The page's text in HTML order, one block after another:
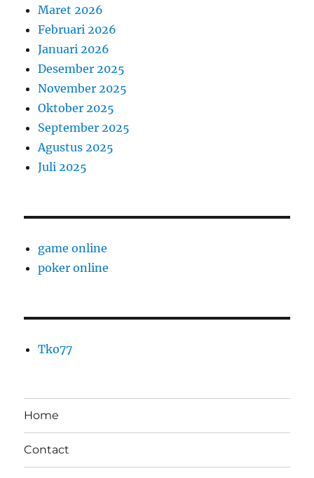
Maret 2026
Februari 2026
Januari 2026
Desember 2025
November 2025
Oktober 2025
September 2025
Agustus 2025
Juli 2025
game online
poker online
Tko77
Home
Contact